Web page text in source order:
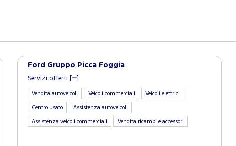
Ford Gruppo Picca Foggia
Servizi offerti [ ]
Vendita autoveicoli Veicoli commerciali Veicoli elettrici
Centro usato Assistenza autoveicoli
Assistenza veicoli commerciali Vendita ricambi e accessori